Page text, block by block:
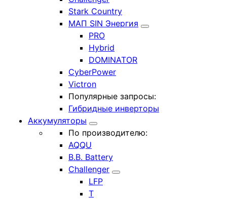
Stark Country
МАП SIN Энергия
PRO
Hybrid
DOMINATOR
CyberPower
Victron
Популярные запросы:
Гибридные инверторы
Аккумуляторы
По производителю:
AQQU
B.B. Battery
Challenger
LFP
T